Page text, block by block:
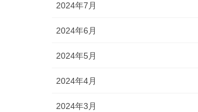
2024年7月
2024年6月
2024年5月
2024年4月
2024年3月